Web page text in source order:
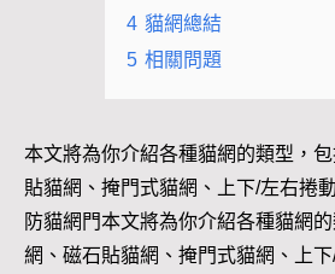
4 貓網總結
5 相關問題
本文將為你介紹各種貓網的類型，
貼貓網、掩門式貓網、上下/左右捲
防貓網門本文將為你介紹各種貓網
網、磁石貼貓網、掩門式貓網、上